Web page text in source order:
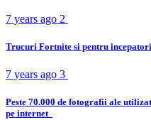
7 years ago 2
Trucuri Fortnite si pentru
7 years ago 3
Peste 70.000 de fotografii ale
pe internet